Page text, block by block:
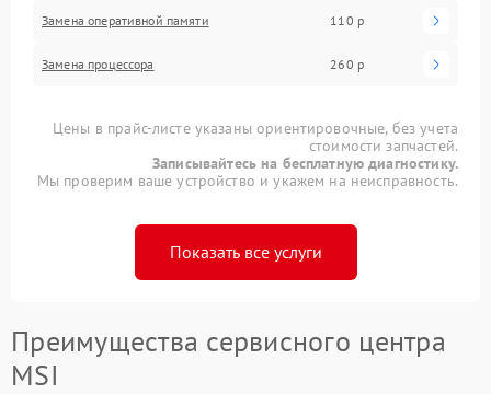
Замена оперативной памяти 110 р
Замена процессора 260 р
Цены в прайс-листе указаны ориентировочные, без учета
стоимости запчастей.
Записывайтесь на бесплатную диагностику.
Мы проверим ваше устройство и укажем на неисправность.
Показать все услуги
Преимущества сервисного центра
MSI